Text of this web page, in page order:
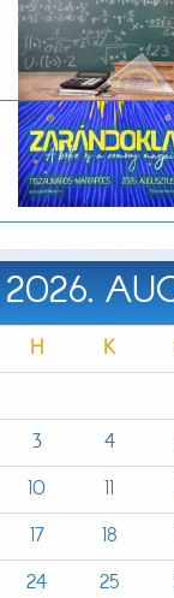
2026.
H K
3
4
10
11
17
18
24
25